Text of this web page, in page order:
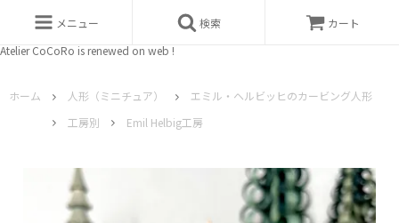
Atelier CoCoRo is renewed on web !
メニュー 検索 カート
ホーム 人形（ミニチュア）
エミル・ヘルビッヒのカービング人形
工房別
Emil Helbig工房